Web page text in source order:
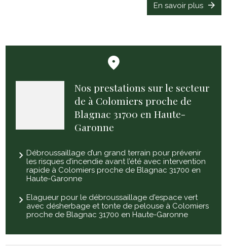
En savoir plus
Nos prestations sur le secteur
de à Colomiers proche de
Blagnac 31700 en Haute-
Garonne
Débroussaillage d’un grand terrain pour prévenir
les risques d’incendie avant l’été avec intervention
rapide à Colomiers proche de Blagnac 31700 en
Haute-Garonne
Elagueur pour le débroussaillage d'espace vert
avec désherbage et tonte de pelouse à Colomiers
proche de Blagnac 31700 en Haute-Garonne